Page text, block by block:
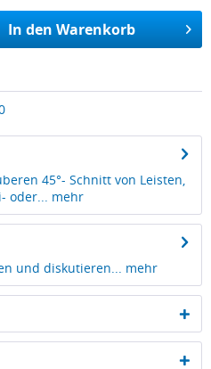
In den Warenkorb
45°- Schnitt von Leisten,
oder... mehr
und diskutieren... mehr